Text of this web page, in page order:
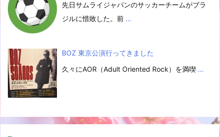
先日サムライジャパンのサッカーチームがブラ
ジルに惜敗した。前 …
BOZ 東京公演行ってきました
久々にAOR（Adult Oriented Rock）を満喫 …